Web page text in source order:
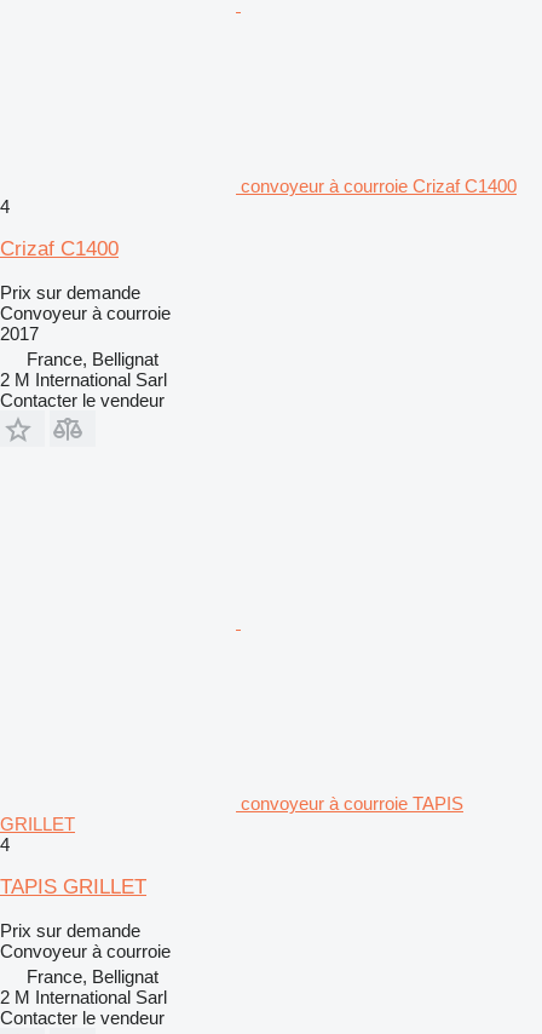
convoyeur à courroie Crizaf C1400
4
Crizaf C1400
Prix sur demande
Convoyeur à courroie
2017
France, Bellignat
2 M International Sarl
Contacter le vendeur
convoyeur à courroie TAPIS
GRILLET
4
TAPIS GRILLET
Prix sur demande
Convoyeur à courroie
France, Bellignat
2 M International Sarl
Contacter le vendeur